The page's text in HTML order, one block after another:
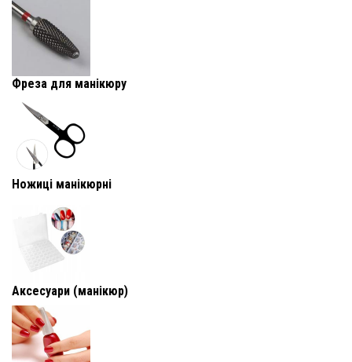
Фреза для манікюру
Ножиці манікюрні
Аксесуари (манікюр)